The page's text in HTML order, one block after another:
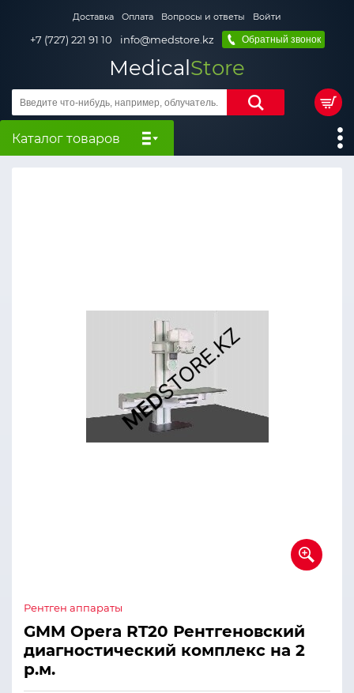
Доставка Оплата Вопросы и ответы Войти
+7 (727) 221 91 10 info@medstore.kz Обратный звонок
MedicalStore
Каталог товаров
Рентген аппараты
GMM Opera RT20 Рентгеновский
диагностический комплекс на 2
р.м.